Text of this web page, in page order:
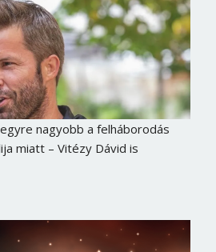
nagyobb a felháborodás
miatt – Vitézy Dávid is